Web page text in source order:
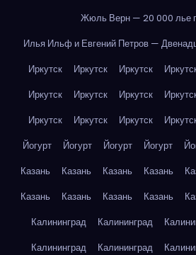
Жюль Верн — 20 000 лье
Илья Ильф и Евгений Петров —
Иркутск
Иркутск Иркутск
Иркутск
Иркутск Иркутск
Иркутск
Иркутск Иркутск
Йогурт
Йогурт Йогурт Йогурт
Казань
Казань Казань Казань
Казань
Казань Казань Казань
Калининград
Калининград
Калининград
Калининград